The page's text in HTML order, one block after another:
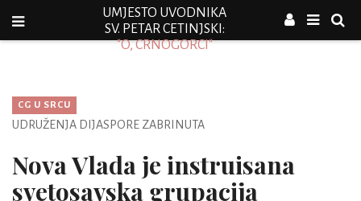
UMJESTO UVODNIKA
SV. PETAR CETINJSKI:
"O, CRNOGORCI"
CG U SRCU
UDRUŽENJA DIJASPORE ZABRINUTA
Nova Vlada je instruisana
svetosavska grupacija